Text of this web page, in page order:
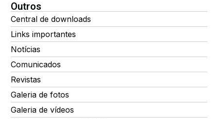
Outros
Central de downloads
Links importantes
Notícias
Comunicados
Revistas
Galeria de fotos
Galeria de vídeos